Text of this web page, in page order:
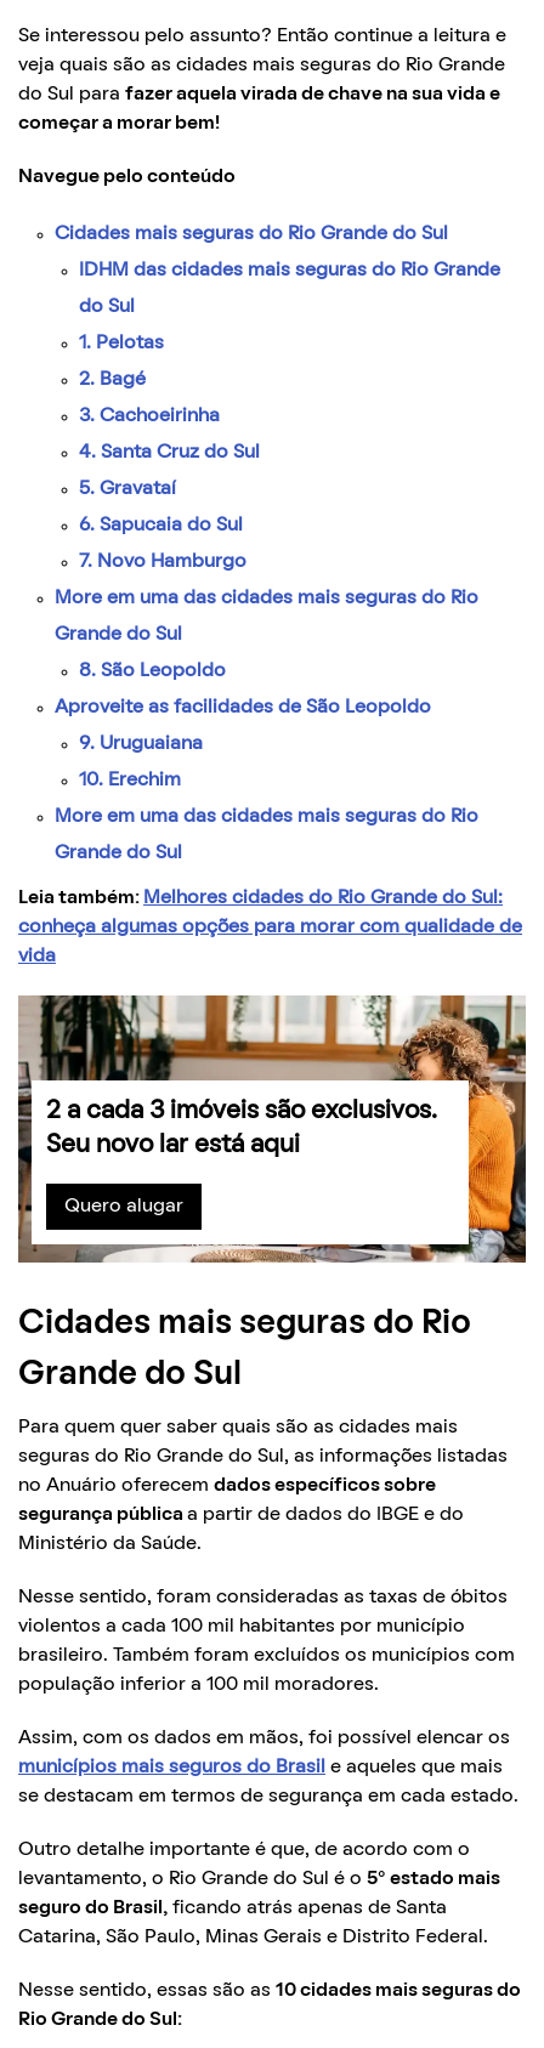
Se interessou pelo assunto? Então continue a leitura e
veja quais são as cidades mais seguras do Rio Grande
do Sul para fazer aquela virada de chave na sua vida e
começar a morar bem!
Navegue pelo conteúdo
Cidades mais seguras do Rio Grande do Sul
IDHM das cidades mais seguras do Rio Grande
do Sul
1. Pelotas
2. Bagé
3. Cachoeirinha
4. Santa Cruz do Sul
5. Gravataí
6. Sapucaia do Sul
7. Novo Hamburgo
More em uma das cidades mais seguras do Rio
Grande do Sul
8. São Leopoldo
Aproveite as facilidades de São Leopoldo
9. Uruguaiana
10. Erechim
More em uma das cidades mais seguras do Rio
Grande do Sul
Leia também: Melhores cidades do Rio Grande do Sul:
conheça algumas opções para morar com qualidade de
vida
2 a cada 3 imóveis são exclusivos.
Seu novo lar está aqui
Quero alugar
Cidades mais seguras do Rio
Grande do Sul
Para quem quer saber quais são as cidades mais
seguras do Rio Grande do Sul, as informações listadas
no Anuário oferecem dados específicos sobre
segurança pública a partir de dados do IBGE e do
Ministério da Saúde.
Nesse sentido, foram consideradas as taxas de óbitos
violentos a cada 100 mil habitantes por município
brasileiro. Também foram excluídos os municípios com
população inferior a 100 mil moradores.
Assim, com os dados em mãos, foi possível elencar os
municípios mais seguros do Brasil
e aqueles que mais
se destacam em termos de segurança em cada estado.
Outro detalhe importante é que, de acordo com o
levantamento, o Rio Grande do Sul é o 5° estado mais
seguro do Brasil, ficando atrás apenas de Santa
Catarina, São Paulo, Minas Gerais e Distrito Federal.
Nesse sentido, essas são as 10 cidades mais seguras do
Rio Grande do Sul: